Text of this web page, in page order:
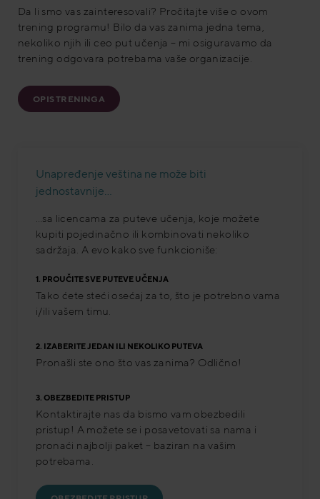
Da li smo vas zainteresovali? Pročitajte više o ovom
trening programu! Bilo da vas zanima jedna tema,
nekoliko njih ili ceo put učenja – mi osiguravamo da
trening odgovara potrebama vaše organizacije.
OPIS TRENINGA
Unapređenje veština ne može biti
jednostavnije…
…sa licencama za puteve učenja, koje možete
kupiti pojedinačno ili kombinovati nekoliko
sadržaja. A evo kako sve funkcioniše:
1. PROUČITE SVE PUTEVE UČENJA
Tako ćete steći osećaj za to, što je potrebno vama
i/ili vašem timu.
2. IZABERITE JEDAN ILI NEKOLIKO PUTEVA
Pronašli ste ono što vas zanima? Odlično!
3. OBEZBEDITE PRISTUP
Kontaktirajte nas da bismo vam obezbedili
pristup! A možete se i posavetovati sa nama i
pronaći najbolji paket – baziran na vašim
potrebama.